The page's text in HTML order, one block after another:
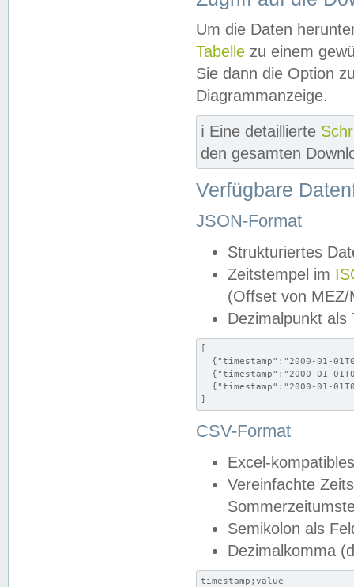
Um die Daten
Tabelle zu einem
Sie dann die Option
Diagrammanzeige.
ℹ️ Eine detaillierte
den gesamten
Verfügbare
JSON-Format
Strukturiertes
Zeitstempel im
(Offset von MEZ/
Dezimalpunkt als
[
{"timestamp":"2000-01-
{"timestamp":"2000-01-
{"timestamp":"2000-01-
]
CSV-Format
Excel-
Vereinfachte
Semikolon als
Dezimalkomma
timestamp;value